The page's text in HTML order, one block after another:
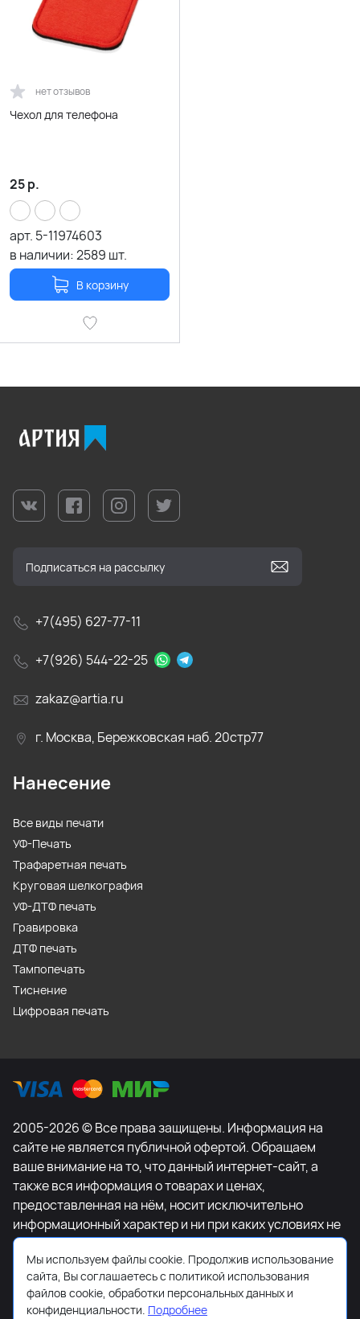
нет отзывов
Чехол для телефона
25р.
арт. 5-11974603
в наличии:2589 шт.
В корзину
+7(495) 627-77-11
+7(926) 544-22-25
zakaz@artia.ru
г. Москва, Бережковская наб. 20стр77
Нанесение
Все виды печати
УФ-Печать
Трафаретная печать
Круговая шелкография
УФ-ДТФ печать
Гравировка
ДТФ печать
Тампопечать
Тиснение
Цифровая печать
2005-2026 © Все права защищены. Информация на
сайте не является публичной офертой. Обращаем
ваше внимание на то, что данный интернет-сайт, а
также вся информация о товарах и ценах,
предоставленная на нём, носит исключительно
информационный характер и ни при каких условиях не
является публичной офертой, определяемой
положениями Статьи 437 Гражданского кодекса
Российской Федерации. Для получения подробной
информации о наличии и стоимости указанных
Мы используем файлы cookie. Продолжив использование
сайта, Вы соглашаетесь с политикой использования
файлов cookie, обработки персональных данных и
конфиденциальности. Подробнее